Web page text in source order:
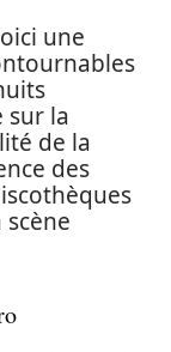
une
sur la
de la
des